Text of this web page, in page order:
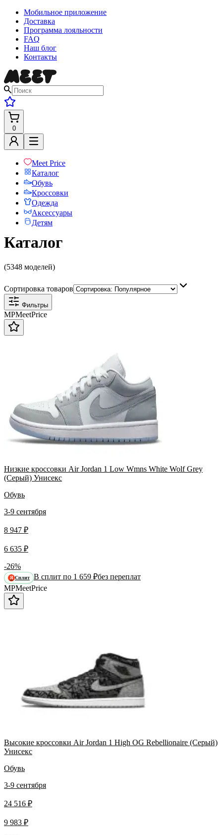
Мобильное приложение
Доставка
Программа лояльности
FAQ
Наш блог
Контакты
0
Meet Price
Каталог
Обувь
Кроссовки
Одежда
Аксессуары
Детям
Каталог
(5348 моделей)
Сортировка товаров
Фильтры
MPMeetPrice
Низкие кроссовки Air Jordan 1 Low Wmns White Wolf Grey
(Серый) Унисекс
Обувь
3-9 сентября
8 947 ₽
6 635 ₽
-26%
Я Сплит В сплит по 1 659 ₽без переплат
MPMeetPrice
Высокие кроссовки Air Jordan 1 High OG Rebellionaire (Серый)
Унисекс
Обувь
3-9 сентября
24 516 ₽
9 983 ₽